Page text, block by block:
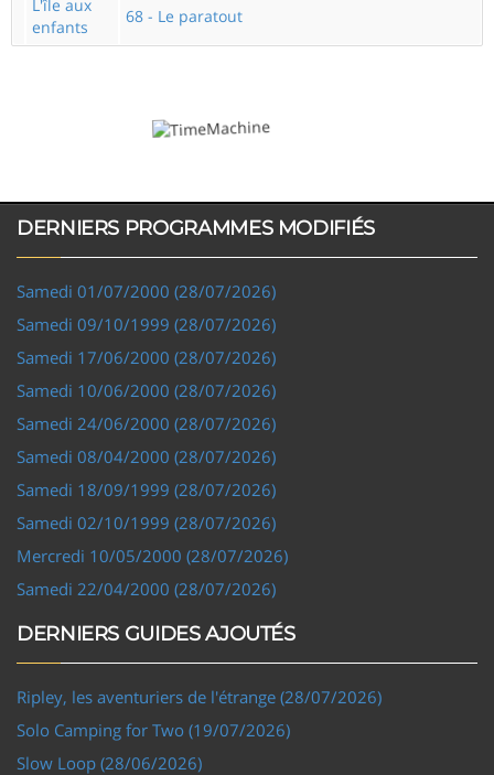
L'île aux
enfants
68 - Le paratout
DERNIERS PROGRAMMES MODIFIÉS
Samedi 01/07/2000 (28/07/2026)
Samedi 09/10/1999 (28/07/2026)
Samedi 17/06/2000 (28/07/2026)
Samedi 10/06/2000 (28/07/2026)
Samedi 24/06/2000 (28/07/2026)
Samedi 08/04/2000 (28/07/2026)
Samedi 18/09/1999 (28/07/2026)
Samedi 02/10/1999 (28/07/2026)
Mercredi 10/05/2000 (28/07/2026)
Samedi 22/04/2000 (28/07/2026)
DERNIERS GUIDES AJOUTÉS
Ripley, les aventuriers de l'étrange (28/07/2026)
Solo Camping for Two (19/07/2026)
Slow Loop (28/06/2026)